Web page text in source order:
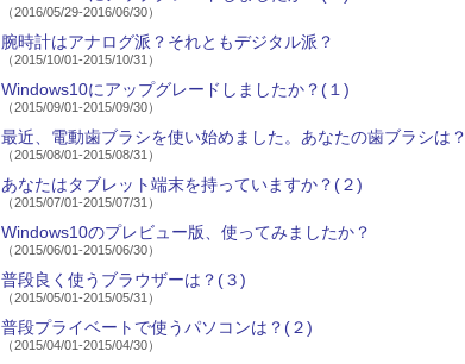
（2016/05/29-2016/06/30）
腕時計はアナログ派？それともデジタル派？
（2015/10/01-2015/10/31）
Windows10にアップグレードしましたか？(１)
（2015/09/01-2015/09/30）
最近、電動歯ブラシを使い始めました。あなたの歯ブラシは？
（2015/08/01-2015/08/31）
あなたはタブレット端末を持っていますか？(２)
（2015/07/01-2015/07/31）
Windows10のプレビュー版、使ってみましたか？
（2015/06/01-2015/06/30）
普段良く使うブラウザーは？(３)
（2015/05/01-2015/05/31）
普段プライベートで使うパソコンは？(２)
（2015/04/01-2015/04/30）